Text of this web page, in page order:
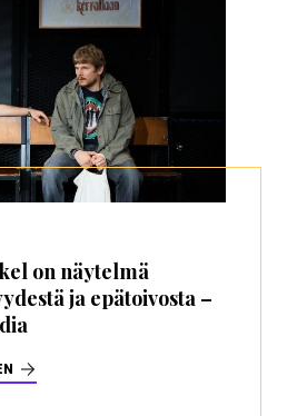
on näytelmä
ja epätoivosta –